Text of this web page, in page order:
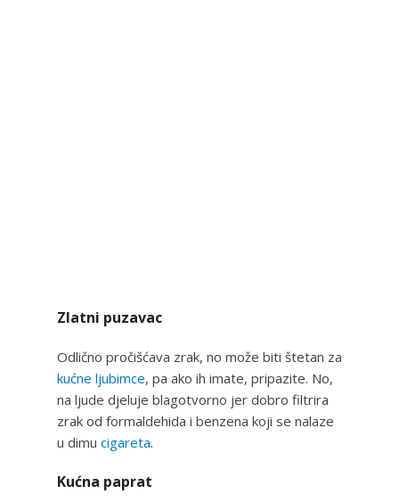
Zlatni puzavac
Odlično pročišćava zrak, no može biti štetan za
kućne ljubimce, pa ako ih imate, pripazite. No,
na ljude djeluje blagotvorno jer dobro filtrira
zrak od formaldehida i benzena koji se nalaze
u dimu cigareta.
Kućna paprat